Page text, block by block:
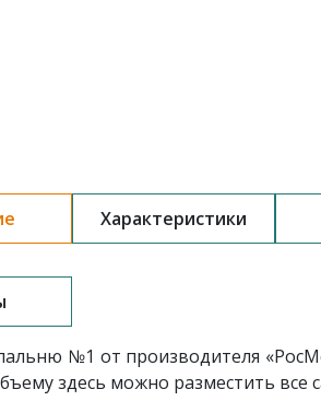
Характеристики
№1 от производителя
здесь можно разместить